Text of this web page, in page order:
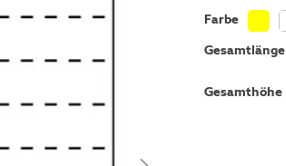
Farbe
Gesamtlänge
Gesamthöhe